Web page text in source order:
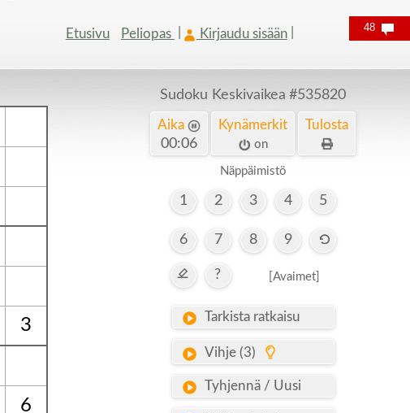
Etusivu Peliopas Kirjaudu sisään
3
6
Sudoku Keskivaikea #535820
Aika
00:07
Kynämerkit
on
Tulosta
Näppäimistö
1 2 3 4 5
6 7 8 9
? [Avaimet]
Tarkista ratkaisu
Vihje (3)
Tyhjennä / Uusi
48